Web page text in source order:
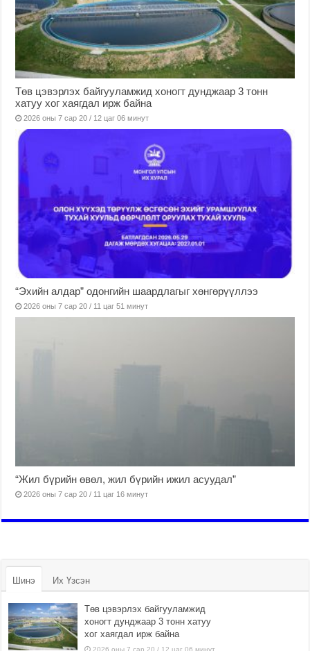
Төв цэвэрлэх байгууламжид хоногт дунджаар 3 тонн
хатуу хог хаягдал ирж байна
2026 оны 7 сар 20 / 12 цаг 06 минут
“Эхийн алдар” одонгийн шаардлагыг хөнгөрүүллээ
2026 оны 7 сар 20 / 11 цаг 51 минут
“Жил бүрийн өвөл, жил бүрийн ижил асуудал”
2026 оны 7 сар 20 / 11 цаг 16 минут
Шинэ Их Үзсэн
Төв цэвэрлэх байгууламжид
хоногт дунджаар 3 тонн хатуу
хог хаягдал ирж байна
2026 оны 7 сар 20 / 12 цаг 06 минут